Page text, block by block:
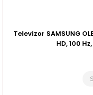
Televizor SAMSUNG
HD, 100